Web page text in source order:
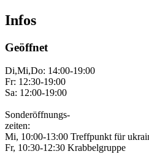
Infos
Geöffnet
Di,Mi,Do: 14:00-19:00
Fr: 12:30-19:00
Sa: 12:00-19:00
Sonderöffnungs-
zeiten:
Mi, 10:00-13:00 Treffpunkt für
Fr, 10:30-12:30 Krabbelgruppe